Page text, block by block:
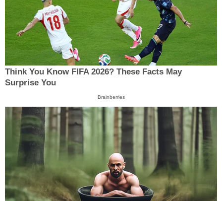
Think You Know FIFA 2026? These Facts May
Surprise You
Brainberries